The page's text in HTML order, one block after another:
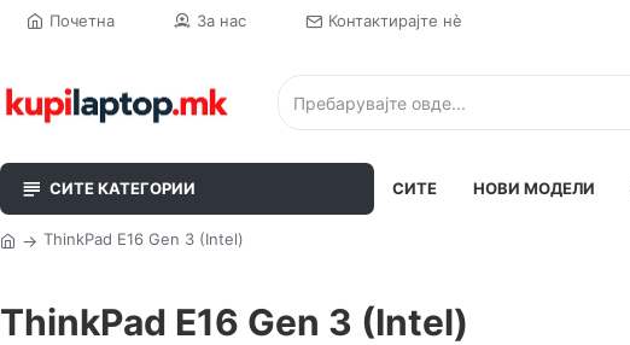
Почетна За нас Контактирајте нè
СИТЕ КАТЕГОРИИ СИТЕ НОВИ МОДЕЛИ
ThinkPad E16 Gen 3 (Intel)
ThinkPad E16 Gen 3 (Intel)